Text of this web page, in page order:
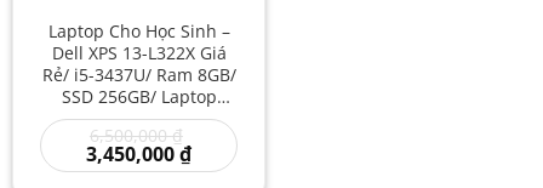
Laptop Cho Học Sinh –
Dell XPS 13-L322X Giá
Rẻ/ i5-3437U/ Ram 8GB/
SSD 256GB/ Laptop
Dưới 10 Triệu/ Laptop
XPS Giá Rẻ
6,500,000₫
gốc
là:
3,450,000₫Giá
hiện